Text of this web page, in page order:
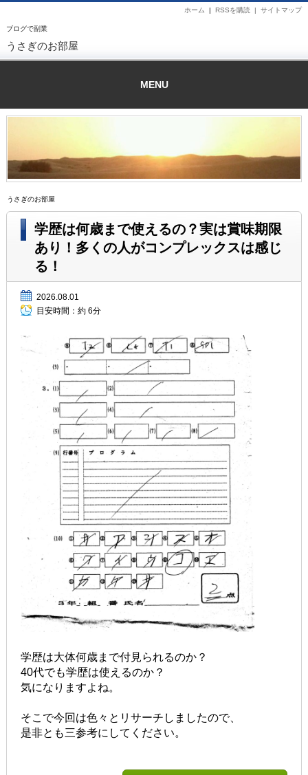
ブログで副業
サイトマップ
RSSを購読 |
ホーム |
うさぎのお部屋
MENU
うさぎのお部屋
学歴は何歳まで使えるの？実は賞味期限
あり！多くの人がコンプレックスは感じ
る！
2026.08.01
目安時間： 約 6分
学歴は大体何歳まで付見られるのか？
40代でも学歴は使えるのか？
気になりますよね。
そこで今回は色々とリサーチしましたので、
是非とも三参考にしてください。